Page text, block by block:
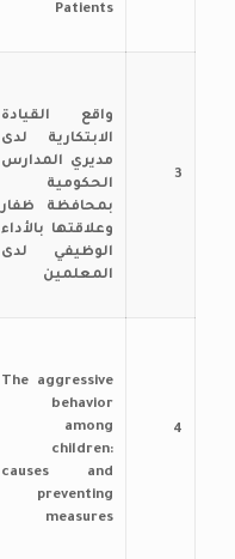
Patients
واقع القيادة
الابتكارية لدى
مديري المدارس
الحكومية
بمحافظة ظفار
وعلاقتها بالأداء
الوظيفي لدى
المعلمين
3
The aggressive
behavior
among
children:
causes and
preventing
measures
4